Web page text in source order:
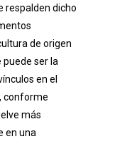
respalden dicho
de origen
puede ser la
en el
conforme
más
en una